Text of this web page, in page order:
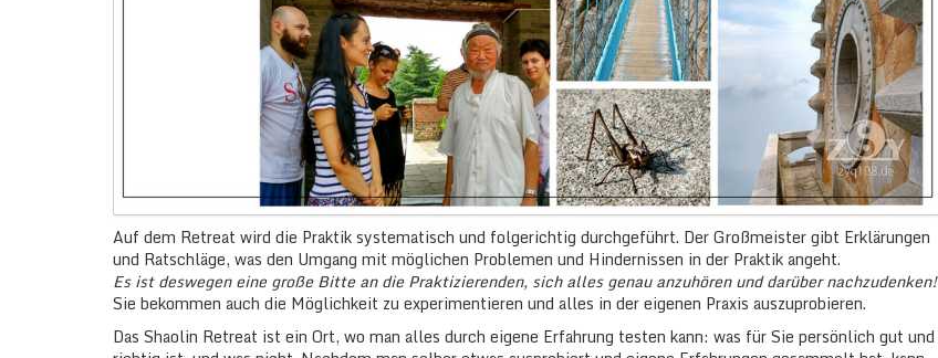
Auf dem Retreat wird die Praktik systematisch und folgerichtig durchgeführt. Der Großmeister gibt Erklärungen
und Ratschläge, was den Umgang mit möglichen Problemen und Hindernissen in der Praktik angeht.
Es ist deswegen eine große Bitte an die Praktizierenden, sich alles genau anzuhören und darüber nachzudenken!
Sie bekommen auch die Möglichkeit zu experimentieren und alles in der eigenen Praxis auszuprobieren.
Das Shaolin Retreat ist ein Ort, wo man alles durch eigene Erfahrung testen kann: was für Sie persönlich gut und